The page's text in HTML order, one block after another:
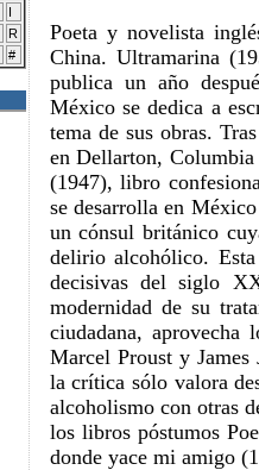
I
R
#
Poeta y novelista
China. Ultramarina
publica un año
México se dedica a
tema de sus obras.
en Dellarton,
(1947), libro
se desarrolla en
un cónsul británico
delirio alcohólico.
decisivas del siglo
modernidad de su
ciudadana, aprovecha
Marcel Proust y James
la crítica sólo valora
alcoholismo con otras
los libros póstumos
donde yace mi amigo